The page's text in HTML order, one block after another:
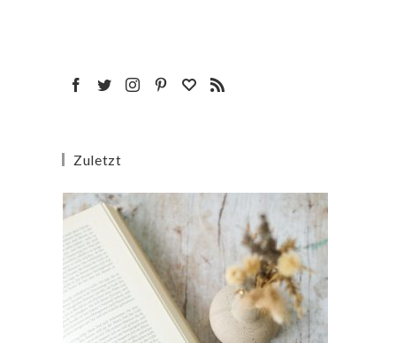
Zuletzt